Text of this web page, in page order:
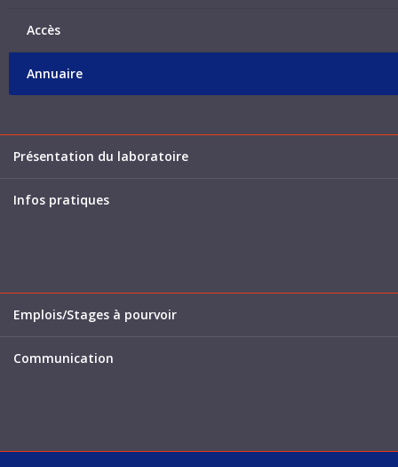
Accès
Annuaire
Présentation du laboratoire
Infos pratiques
Emplois/Stages à pourvoir
Communication